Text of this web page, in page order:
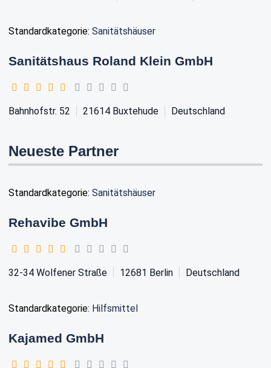
Standardkategorie: Sanitätshäuser
Sanitätshaus Roland Klein GmbH
Bahnhofstr. 52 21614 Buxtehude Deutschland
Neueste Partner
Standardkategorie: Sanitätshäuser
Rehavibe GmbH
32-34 Wolfener Straße 12681 Berlin Deutschland
Standardkategorie: Hilfsmittel
Kajamed GmbH